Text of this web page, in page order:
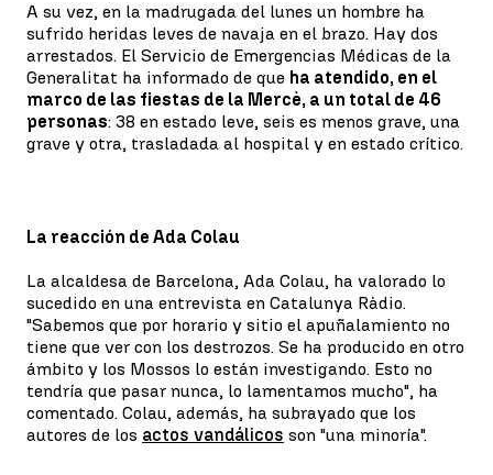
A su vez, en la madrugada del lunes un hombre ha
sufrido heridas leves de navaja en el brazo. Hay dos
arrestados. El Servicio de Emergencias Médicas de la
Generalitat ha informado de que ha atendido, en el
marco de las fiestas de la Mercè, a un total de 46
personas: 38 en estado leve, seis es menos grave, una
grave y otra, trasladada al hospital y en estado crítico.
La reacción de Ada Colau
La alcaldesa de Barcelona, Ada Colau, ha valorado lo
sucedido en una entrevista en Catalunya Ràdio.
"Sabemos que por horario y sitio el apuñalamiento no
tiene que ver con los destrozos. Se ha producido en otro
ámbito y los Mossos lo están investigando. Esto no
tendría que pasar nunca, lo lamentamos mucho", ha
comentado. Colau, además, ha subrayado que los
autores de los actos vandálicos son "una minoría".